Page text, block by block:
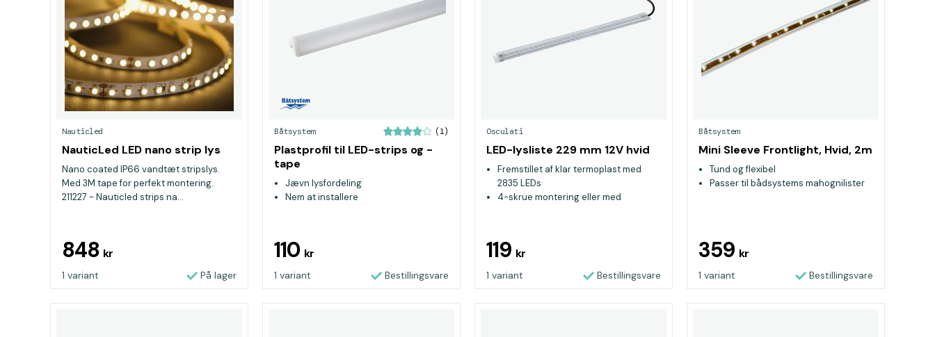
Nauticled
NauticLed LED nano strip lys
Nano coated IP66 vandtæt stripslys.
Med 3M tape for perfekt montering.
211227 - Nauticled strips na...
848 kr
1 variant På lager
Båtsystem (1)
Plastprofil til LED-strips og -
tape
Jævn lysfordeling
Nem at installere
110 kr
1 variant Bestillingsvare
Osculati
LED-lysliste 229 mm 12V hvid
Fremstillet af klar termoplast med
2835 LEDs
4-skrue montering eller med
119 kr
1 variant Bestillingsvare
Båtsystem
Mini Sleeve Frontlight, Hvid, 2m
Tund og flexibel
Passer til bådsystems mahognilister
359 kr
1 variant Bestillingsvare